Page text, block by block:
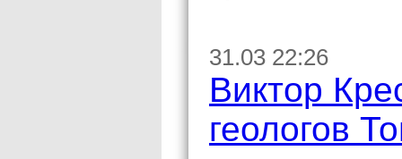
31.03 22:26
Виктор
геологов